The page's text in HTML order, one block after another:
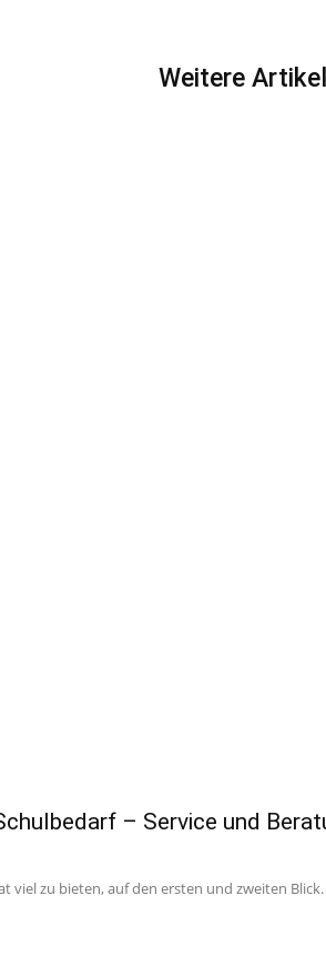
Weitere
– Service und
viel zu bieten, auf den ersten und zweiten